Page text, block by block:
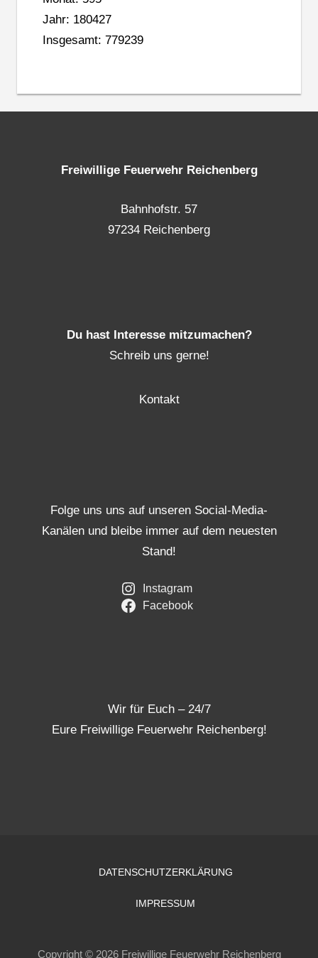
Jahr: 180427
Insgesamt: 779239
Freiwillige Feuerwehr Reichenberg
Bahnhofstr. 57
97234 Reichenberg
Du hast Interesse mitzumachen?
Schreib uns gerne!
Kontakt
Folge uns uns auf unseren Social-Media-
Kanälen und bleibe immer auf dem neuesten
Stand!
Instagram
Facebook
Wir für Euch – 24/7
Eure Freiwillige Feuerwehr Reichenberg!
DATENSCHUTZERKLÄRUNG
IMPRESSUM
Copyright © 2026 Freiwillige Feuerwehr Reichenberg